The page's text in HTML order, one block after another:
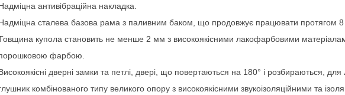
антивібраційна накладка.
сталева базова рама з паливним баком, що продовжує працювати протягом 8
купола становить не менше 2 мм з високоякісними лакофарбовими
фарбою.
дверні замки та петлі, двері, що повертаються на 180° і розбираються, для
комбінованого типу великого опору з високоякісними звукоізоляційними та